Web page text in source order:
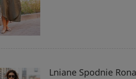
Lniane Spodnie